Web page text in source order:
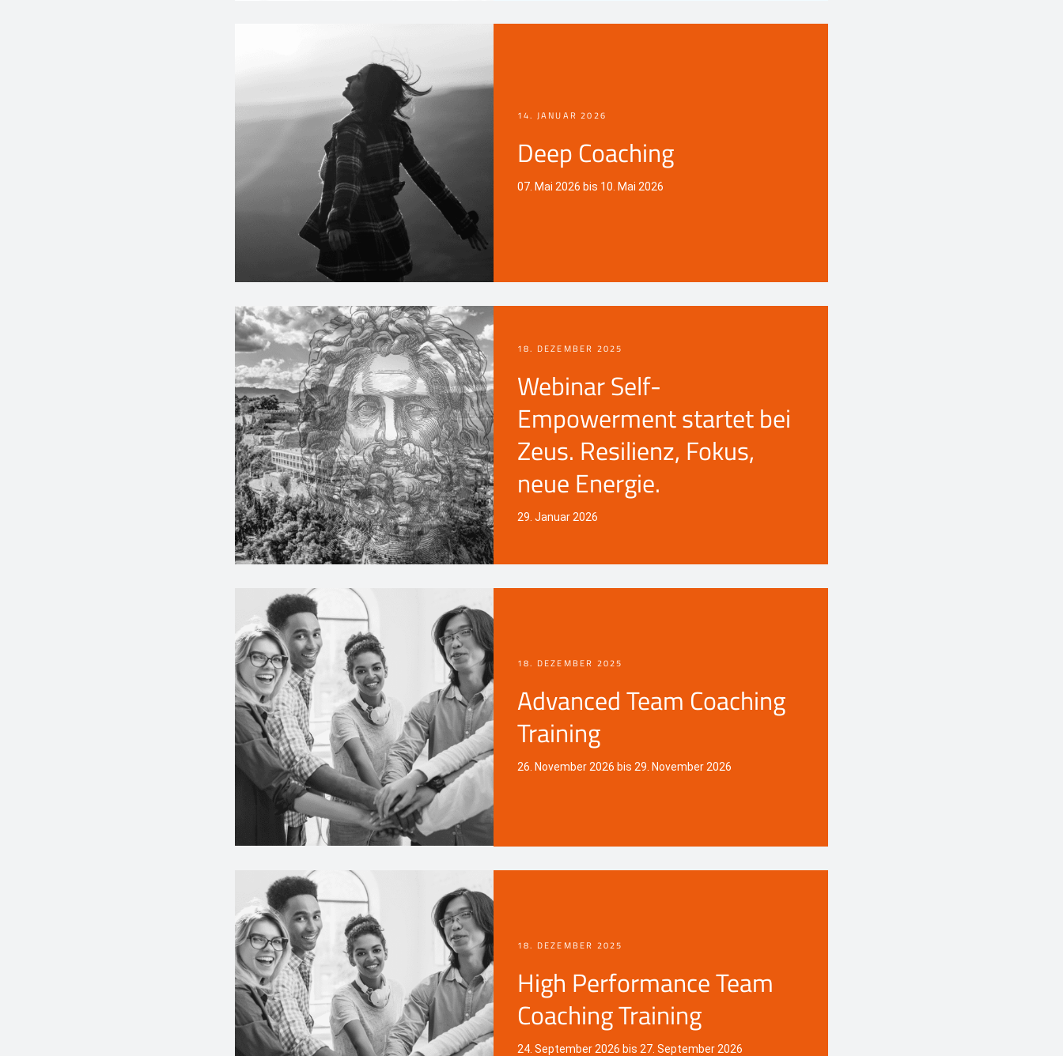
14. JANUAR 2026
Deep Coaching
07. Mai 2026 bis 10. Mai 2026
18. DEZEMBER 2025
Webinar Self-
Empowerment startet bei
Zeus. Resilienz, Fokus,
neue Energie.
29. Januar 2026
18. DEZEMBER 2025
Advanced Team Coaching
Training
26. November 2026 bis 29. November 2026
18. DEZEMBER 2025
High Performance Team
Coaching Training
24. September 2026 bis 27. September 2026